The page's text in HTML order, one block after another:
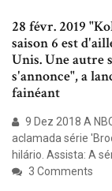
28 févr. 2019
saison 6 est
Unis. Une autre
s'annonce", a
fainéant
9 Dez 2018 A
aclamada série
hilário. Assista: A
3 Comments